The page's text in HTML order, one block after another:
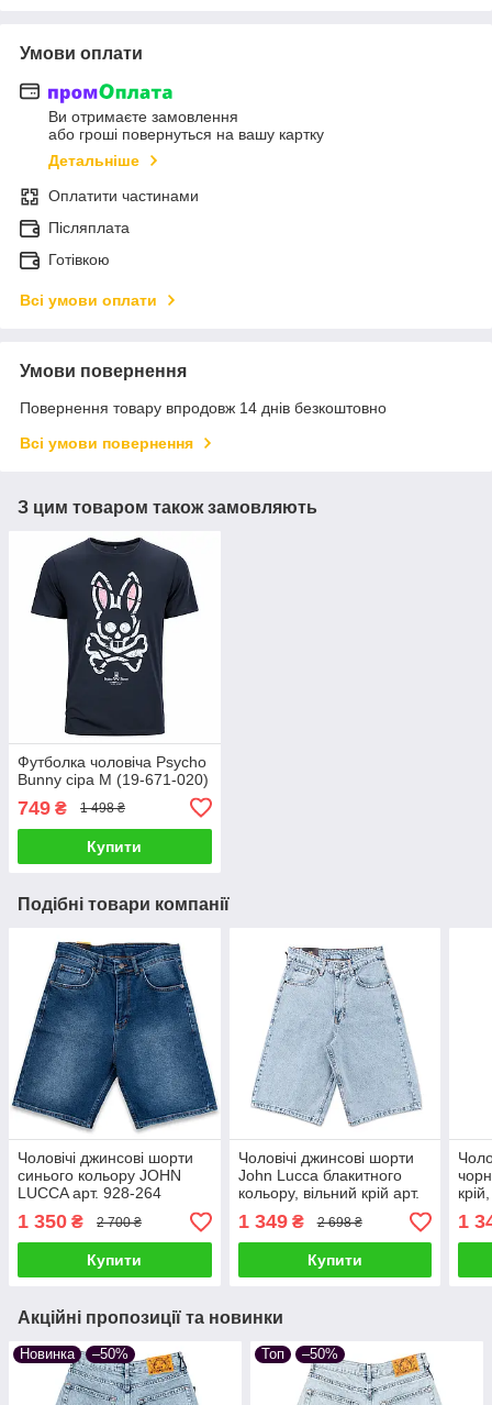
Умови оплати
Ви отримаєте замовлення
або гроші повернуться на вашу картку
Детальніше
Оплатити частинами
Післяплата
Готівкою
Всі умови оплати
Умови повернення
Повернення товару впродовж 14 днів безкоштовно
Всі умови повернення
З цим товаром також замовляють
Футболка чоловіча Psycho
Bunny сіра M (19-671-020)
749 ₴ 1 498 ₴
Купити
Подібні товари компанії
Чоловічі джинсові шорти
синього кольору JOHN
LUCCA арт. 928-264
1 350 ₴ 2 700 ₴
Купити
Чоловічі джинсові шорти
John Lucca блакитного
кольору, вільний крій арт.
1027-472
1 349₴ 2 698 ₴
Купити
1
Акційні пропозиції та новинки
Новинка –50% Топ –50%